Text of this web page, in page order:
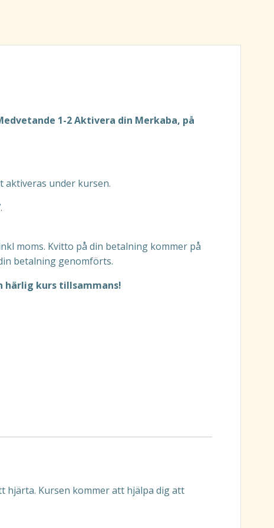
1-2 Aktivera din Merkaba, på
aktiveras under kursen.
moms. Kvitto på din betalning kommer på
betalning genomförts.
härlig kurs tillsammans!
hjärta. Kursen kommer att hjälpa dig att